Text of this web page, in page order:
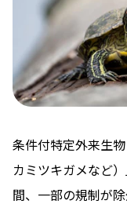
条件付特定外来生
カミツキガメなど
間、一部の規制が